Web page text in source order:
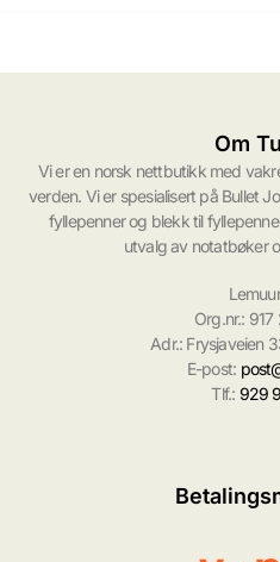
Om
Vi er en norsk nettbutikk med
verden. Vi er spesialisert på Bullet
fyllepenner og blekk til
utvalg av notatbøker
Org.nr.:
Adr.: Frysjaveien
E-post:
Tlf.: 929